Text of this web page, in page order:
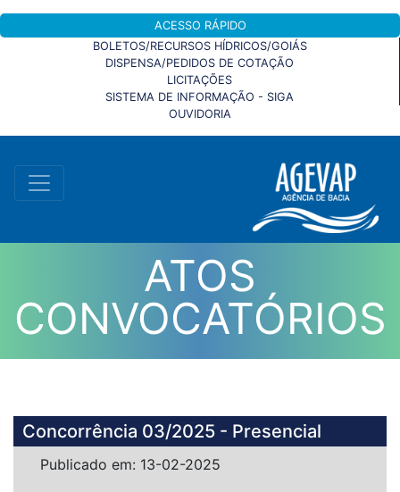
ACESSO RÁPIDO
BOLETOS/RECURSOS HÍDRICOS/GOIÁS
DISPENSA/PEDIDOS DE COTAÇÃO
LICITAÇÕES
SISTEMA DE INFORMAÇÃO - SIGA
OUVIDORIA
ATOS
CONVOCATÓRIOS
Concorrência 03/2025 - Presencial
Publicado em: 13-02-2025